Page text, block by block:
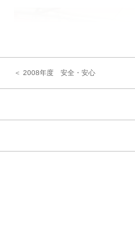
＜ 2008年度 安全・安心